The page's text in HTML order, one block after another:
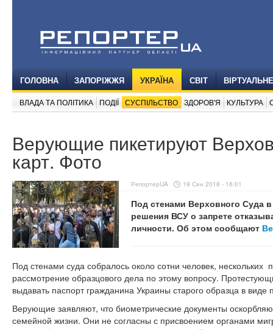
ГОЛОВНА ЗАПОРІЖЖЯ УКРАЇНА СВІТ
ВЛАДА ТА ПОЛІТИКА ПОДІЇ СУСПІЛЬСТВО ЗДОРОВ'Я КУЛЬТУРА
Верующие пикетируют
карт. Фото
РепортерUA 19 Сен 2018 - 16:01
Под стенами Верховного Суда
решения ВСУ о запрете
личности. Об этом сообщают
Под стенами суда собралось около сотни человек, нескольких
рассмотрение образцового дела по этому вопросу.
выдавать паспорт гражданина Украины старого образца в виде
Верующие заявляют, что биометрические документы
семейной жизни. Они не согласны с присвоением органами